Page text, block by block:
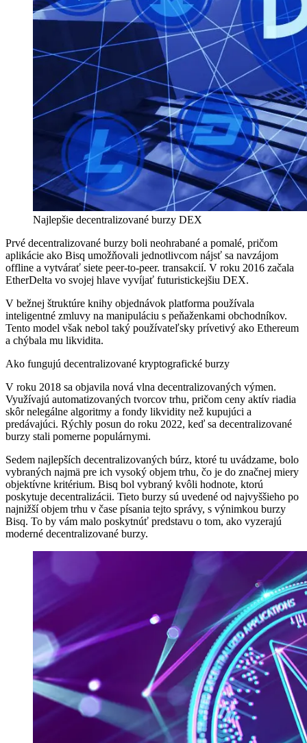
Najlepšie decentralizované burzy DEX
Prvé decentralizované burzy boli neohrabané a pomalé, pričom
aplikácie ako Bisq umožňovali jednotlivcom nájsť sa navzájom
offline a vytvárať siete peer-to-peer. transakcií. V roku 2016 začala
EtherDelta vo svojej hlave vyvíjať futuristickejšiu DEX.
V bežnej štruktúre knihy objednávok platforma používala
inteligentné zmluvy na manipuláciu s peňaženkami obchodníkov.
Tento model však nebol taký používateľsky prívetivý ako Ethereum
a chýbala mu likvidita.
Ako fungujú decentralizované kryptografické burzy
V roku 2018 sa objavila nová vlna decentralizovaných výmen.
Využívajú automatizovaných tvorcov trhu, pričom ceny aktív riadia
skôr nelegálne algoritmy a fondy likvidity než kupujúci a
predávajúci. Rýchly posun do roku 2022, keď sa decentralizované
burzy stali pomerne populárnymi.
Sedem najlepších decentralizovaných búrz, ktoré tu uvádzame, bolo
vybraných najmä pre ich vysoký objem trhu, čo je do značnej miery
objektívne kritérium. Bisq bol vybraný kvôli hodnote, ktorú
poskytuje decentralizácii. Tieto burzy sú uvedené od najvyššieho po
najnižší objem trhu v čase písania tejto správy, s výnimkou burzy
Bisq. To by vám malo poskytnúť predstavu o tom, ako vyzerajú
moderné decentralizované burzy.